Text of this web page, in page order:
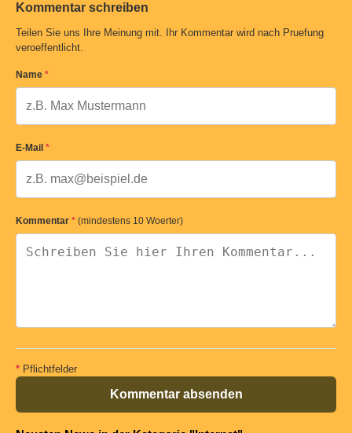
Kommentar schreiben
Teilen Sie uns Ihre Meinung mit. Ihr Kommentar wird nach Pruefung
veroeffentlicht.
Name *
E-Mail *
Kommentar * (mindestens 10 Woerter)
* Pflichtfelder
Kommentar absenden